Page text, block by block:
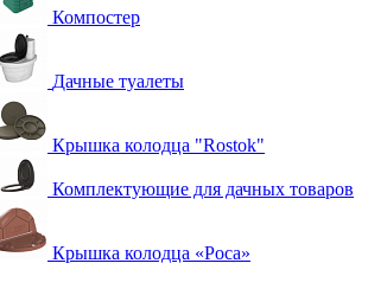
Компостер
Дачные туалеты
Крышка колодца "Rostok"
Комплектующие для дачных товаров
Крышка колодца «Роса»